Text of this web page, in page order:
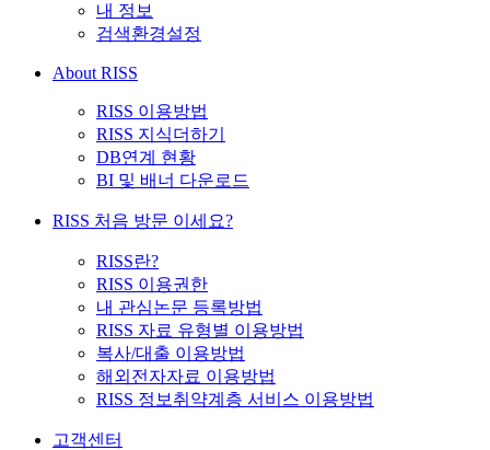
내 정보
검색환경설정
About RISS
RISS 이용방법
RISS 지식더하기
DB연계 현황
BI 및 배너 다운로드
RISS 처음 방문 이세요?
RISS란?
RISS 이용권한
내 관심논문 등록방법
RISS 자료 유형별 이용방법
복사/대출 이용방법
해외전자자료 이용방법
RISS 정보취약계층 서비스 이용방법
고객센터